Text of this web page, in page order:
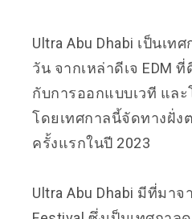
Ultra Abu Dhabi เป็นเท
วัน จากเหล่าดีเจ EDM
กับการออกแบบเวที แล
โดยเทศกาลนี้จัดทางฝั่ง
ครั้งแรกในปี 2023
Ultra Abu Dhabi มีที่มาจ